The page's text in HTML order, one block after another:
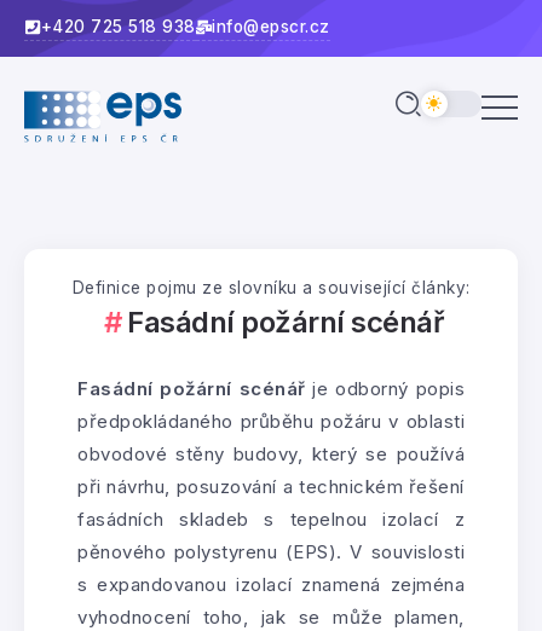
+420 725 518 938 info@epscr.cz
Definice pojmu ze slovníku a související články:
Fasádní požární scénář
Fasádní požární scénář je odborný popis
předpokládaného průběhu požáru v oblasti
obvodové stěny budovy, který se používá
při návrhu, posuzování a technickém řešení
fasádních skladeb s tepelnou izolací z
pěnového polystyrenu (EPS). V souvislosti
s expandovanou izolací znamená zejména
vyhodnocení toho, jak se může plamen,